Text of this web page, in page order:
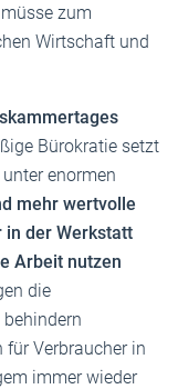
zum
Wirtschaft und
Bürokratie setzt
enormen
mehr wertvolle
der Werkstatt
Arbeit nutzen
die
Verbraucher in
immer wieder